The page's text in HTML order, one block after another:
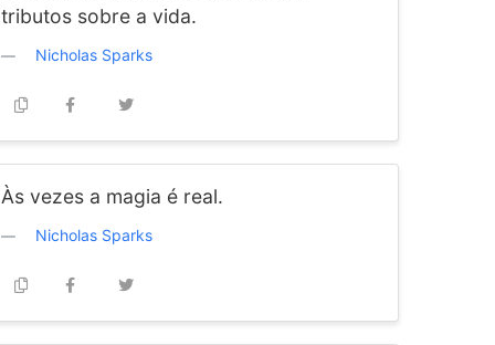
tributos sobre a vida.
Nicholas Sparks
Às vezes a magia é real.
Nicholas Sparks